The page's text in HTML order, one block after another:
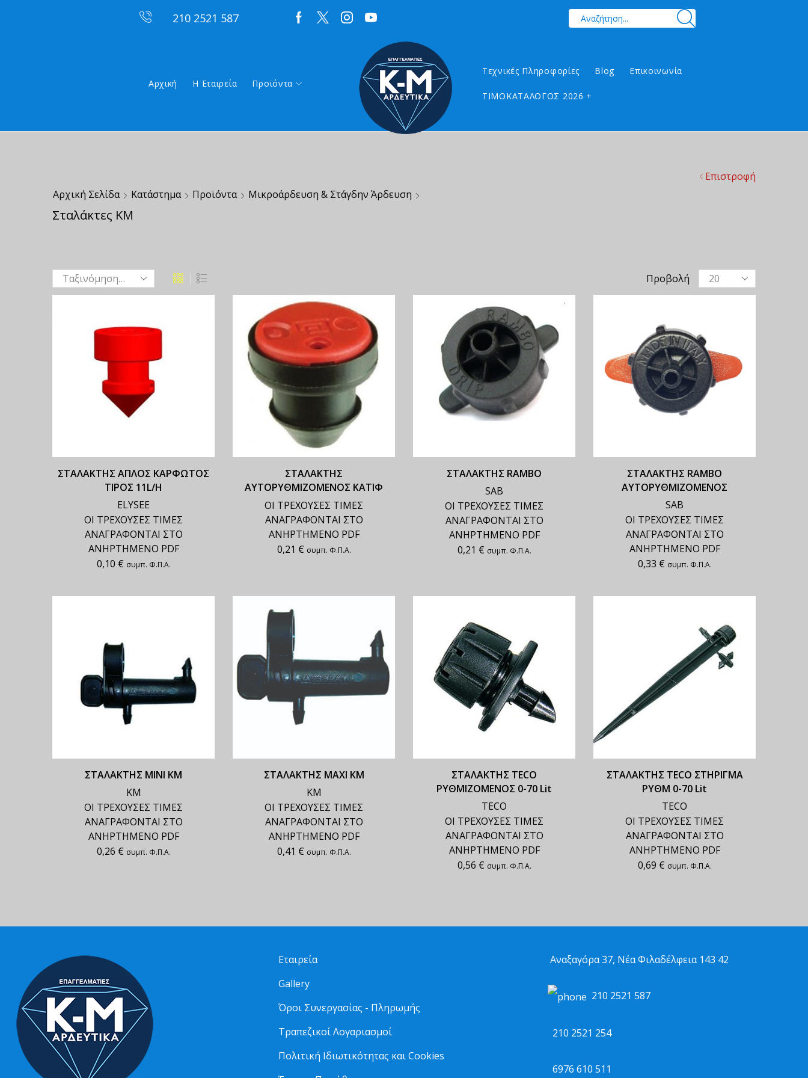
210 2521 587
Αρχική Η Εταιρεία Προϊόντα
Τεχνικές Πληροφορίες Blog Επικοινωνία
ΤΙΜΟΚΑΤΑΛΟΓΟΣ 2026 +
Αρχική Σελίδα Κατάστημα Προϊόντα Μικροάρδευση & Στάγδην Άρδευση
Σταλάκτες ΚΜ
Επιστροφή
Προβολή
ΣΤΑΛΑΚΤΗΣ ΑΠΛΟΣ ΚΑΡΦΩΤΟΣ
ΤΙΡΟΣ 11L/H
ELYSEE
ΟΙ ΤΡΕΧΟΥΣΕΣ ΤΙΜΕΣ
ΑΝΑΓΡΑΦΟΝΤΑΙ ΣΤΟ
ΑΝΗΡΤΗΜΕΝΟ PDF
0,10 € συμπ. Φ.Π.Α.
ΣΤΑΛΑΚΤΗΣ
ΑΥΤΟΡΥΘΜΙΖΟΜΕΝΟΣ ΚΑΤΙΦ
ΟΙ ΤΡΕΧΟΥΣΕΣ ΤΙΜΕΣ
ΑΝΑΓΡΑΦΟΝΤΑΙ ΣΤΟ
ΑΝΗΡΤΗΜΕΝΟ PDF
0,21 € συμπ. Φ.Π.Α.
ΣΤΑΛΑΚΤΗΣ RAMBO
SAB
ΟΙ ΤΡΕΧΟΥΣΕΣ ΤΙΜΕΣ
ΑΝΑΓΡΑΦΟΝΤΑΙ ΣΤΟ
ΑΝΗΡΤΗΜΕΝΟ PDF
0,21 € συμπ. Φ.Π.Α.
ΣΤΑΛΑΚΤΗΣ RAMBO
ΑΥΤΟΡΥΘΜΙΖΟΜΕΝΟΣ
SAB
ΟΙ ΤΡΕΧΟΥΣΕΣ ΤΙΜΕΣ
ΑΝΑΓΡΑΦΟΝΤΑΙ ΣΤΟ
ΑΝΗΡΤΗΜΕΝΟ PDF
0,33 € συμπ. Φ.Π.Α.
ΣΤΑΛΑΚΤΗΣ MINI ΚΜ
ΚΜ
ΟΙ ΤΡΕΧΟΥΣΕΣ ΤΙΜΕΣ
ΑΝΑΓΡΑΦΟΝΤΑΙ ΣΤΟ
ΑΝΗΡΤΗΜΕΝΟ PDF
0,26 € συμπ. Φ.Π.Α.
ΣΤΑΛΑΚΤΗΣ MAXI ΚΜ
ΚΜ
ΟΙ ΤΡΕΧΟΥΣΕΣ ΤΙΜΕΣ
ΑΝΑΓΡΑΦΟΝΤΑΙ ΣΤΟ
ΑΝΗΡΤΗΜΕΝΟ PDF
0,41 € συμπ. Φ.Π.Α.
ΣΤΑΛΑΚΤΗΣ TECO
ΡΥΘΜΙΖΟΜΕΝΟΣ 0-70 Lit
TECO
ΟΙ ΤΡΕΧΟΥΣΕΣ ΤΙΜΕΣ
ΑΝΑΓΡΑΦΟΝΤΑΙ ΣΤΟ
ΑΝΗΡΤΗΜΕΝΟ PDF
0,56 € συμπ. Φ.Π.Α.
ΣΤΑΛΑΚΤΗΣ TECO ΣΤΗΡΙΓΜΑ
ΡΥΘΜ 0-70 Lit
TECO
ΟΙ ΤΡΕΧΟΥΣΕΣ ΤΙΜΕΣ
ΑΝΑΓΡΑΦΟΝΤΑΙ ΣΤΟ
ΑΝΗΡΤΗΜΕΝΟ PDF
0,69 € συμπ. Φ.Π.Α.
Εταιρεία
Gallery
Όροι Συνεργασίας - Πληρωμής
Τραπεζικοί Λογαριασμοί
Πολιτική Ιδιωτικότητας και Cookies
Αναξαγόρα 37, Νέα Φιλαδέλφεια 143 42
210 2521 587
210 2521 254
6976 610 511